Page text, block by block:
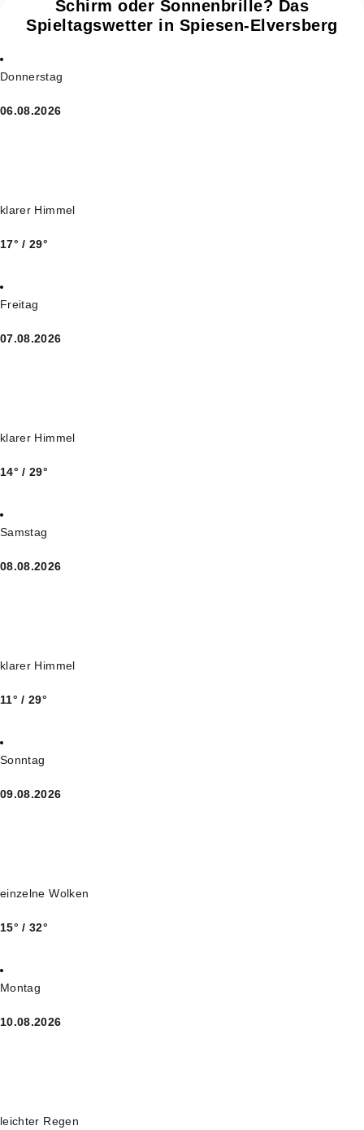
Schirm oder Sonnenbrille? Das
Spieltagswetter in Spiesen-Elversberg
Donnerstag
06.08.2026
klarer Himmel
17° / 29°
Freitag
07.08.2026
klarer Himmel
14° / 29°
Samstag
08.08.2026
klarer Himmel
11° / 29°
Sonntag
09.08.2026
einzelne Wolken
15° / 32°
Montag
10.08.2026
leichter Regen